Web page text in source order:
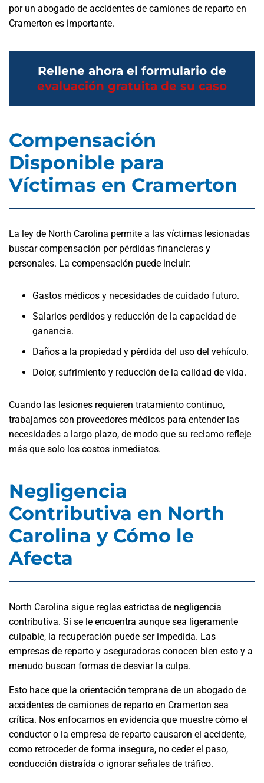
por un abogado de accidentes de camiones de reparto en
Cramerton es importante.
Rellene ahora el formulario de
evaluación gratuita de su caso
Compensación
Disponible para
Víctimas en Cramerton
La ley de North Carolina permite a las víctimas lesionadas
buscar compensación por pérdidas financieras y
personales. La compensación puede incluir:
Gastos médicos y necesidades de cuidado futuro.
Salarios perdidos y reducción de la capacidad de
ganancia.
Daños a la propiedad y pérdida del uso del vehículo.
Dolor, sufrimiento y reducción de la calidad de vida.
Cuando las lesiones requieren tratamiento continuo,
trabajamos con proveedores médicos para entender las
necesidades a largo plazo, de modo que su reclamo refleje
más que solo los costos inmediatos.
Negligencia
Contributiva en North
Carolina y Cómo le
Afecta
North Carolina sigue reglas estrictas de negligencia
contributiva. Si se le encuentra aunque sea ligeramente
culpable, la recuperación puede ser impedida. Las
empresas de reparto y aseguradoras conocen bien esto y a
menudo buscan formas de desviar la culpa.
Esto hace que la orientación temprana de un abogado de
accidentes de camiones de reparto en Cramerton sea
crítica. Nos enfocamos en evidencia que muestre cómo el
conductor o la empresa de reparto causaron el accidente,
como retroceder de forma insegura, no ceder el paso,
conducción distraída o ignorar señales de tráfico.